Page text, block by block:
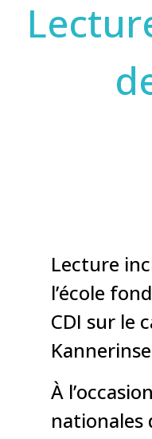
Lecture
l’école
CDI sur le
À
nationales